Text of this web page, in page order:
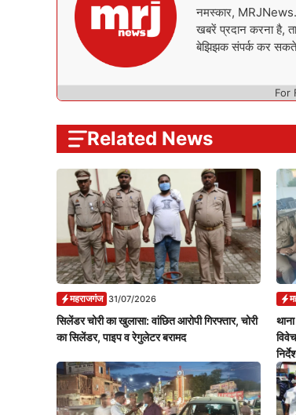
नमस्कार,
खबरें प्रदान करना है,
बेझिझक संपर्क कर
For
Related News
महराजगंज 31/07/2026
सिलेंडर चोरी का खुलासा: वांछित आरोपी गिरफ्तार, चोरी
का सिलेंडर, पाइप व रेगुलेटर बरामद